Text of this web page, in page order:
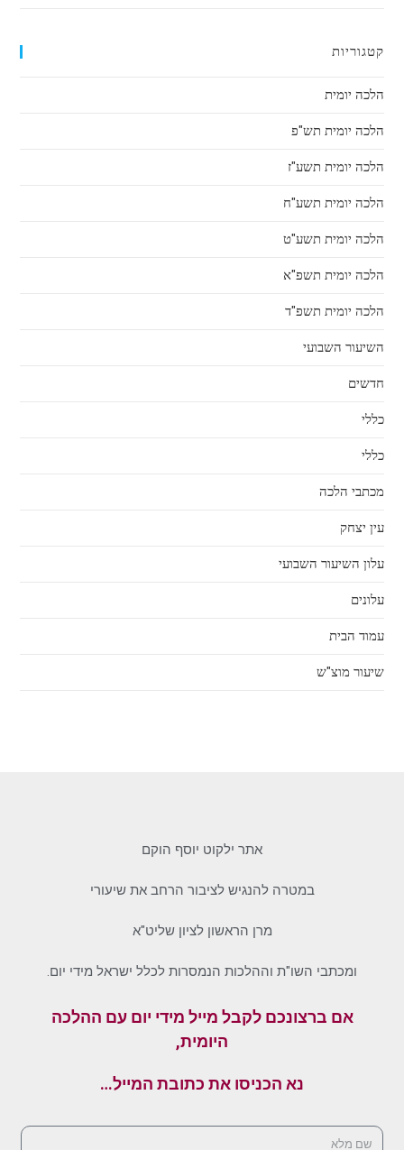
קטגוריות
הלכה יומית
הלכה יומית תש"פ
הלכה יומית תשע"ז
הלכה יומית תשע"ח
הלכה יומית תשע"ט
הלכה יומית תשפ"א
הלכה יומית תשפ"ד
השיעור השבועי
חדשים
כללי
כללי
מכתבי הלכה
עין יצחק
עלון השיעור השבועי
עלונים
עמוד הבית
שיעור מוצ"ש
אתר ילקוט יוסף הוקם
במטרה להנגיש לציבור הרחב את שיעורי
מרן הראשון לציון שליט"א
ומכתבי השו"ת וההלכות הנמסרות לכלל ישראל מידי יום.
אם ברצונכם לקבל מייל מידי יום עם ההלכה
היומית,
נא הכניסו את כתובת המייל…